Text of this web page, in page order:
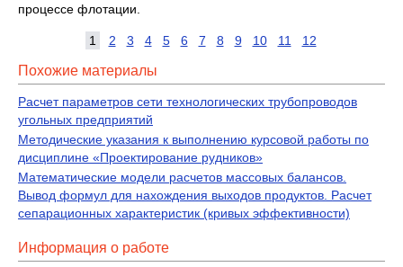
процессе флотации.
1 2 3 4 5 6 7 8 9 10 11 12
Похожие материалы
Расчет параметров сети технологических трубопроводов
угольных предприятий
Методические указания к выполнению курсовой работы по
дисциплине «Проектирование рудников»
Математические модели расчетов массовых балансов.
Вывод формул для нахождения выходов продуктов. Расчет
сепарационных характеристик (кривых эффективности)
Информация о работе